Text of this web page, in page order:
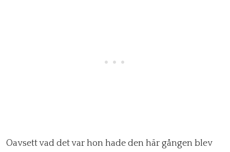
Oavsett vad det var hon hade den här gången blev